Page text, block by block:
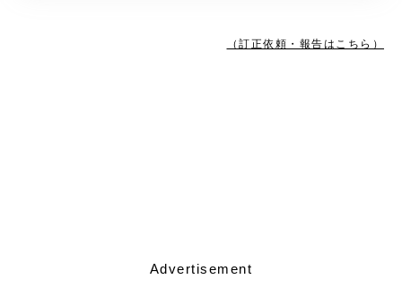
（訂正依頼・報告はこちら）
Advertisement